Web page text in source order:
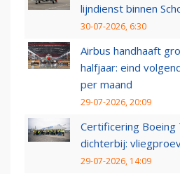
lijndienst binnen
30-07-2026, 6:30
Airbus handhaaft
halfjaar: eind
per maand
29-07-2026, 20:09
Certificering Boeing
dichterbij:
29-07-2026, 14:09